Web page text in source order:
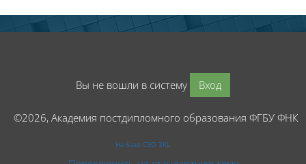
Вы не вошли в систему Вход
©2026, Академия постдипломного образования ФГБУ
На базе СЭО 3KL